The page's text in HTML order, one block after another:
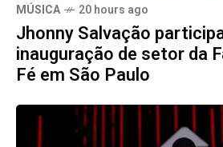
MÚSICA 20 hours ago
Jhonny Salvação
inauguração de setor da
Fé em São Paulo